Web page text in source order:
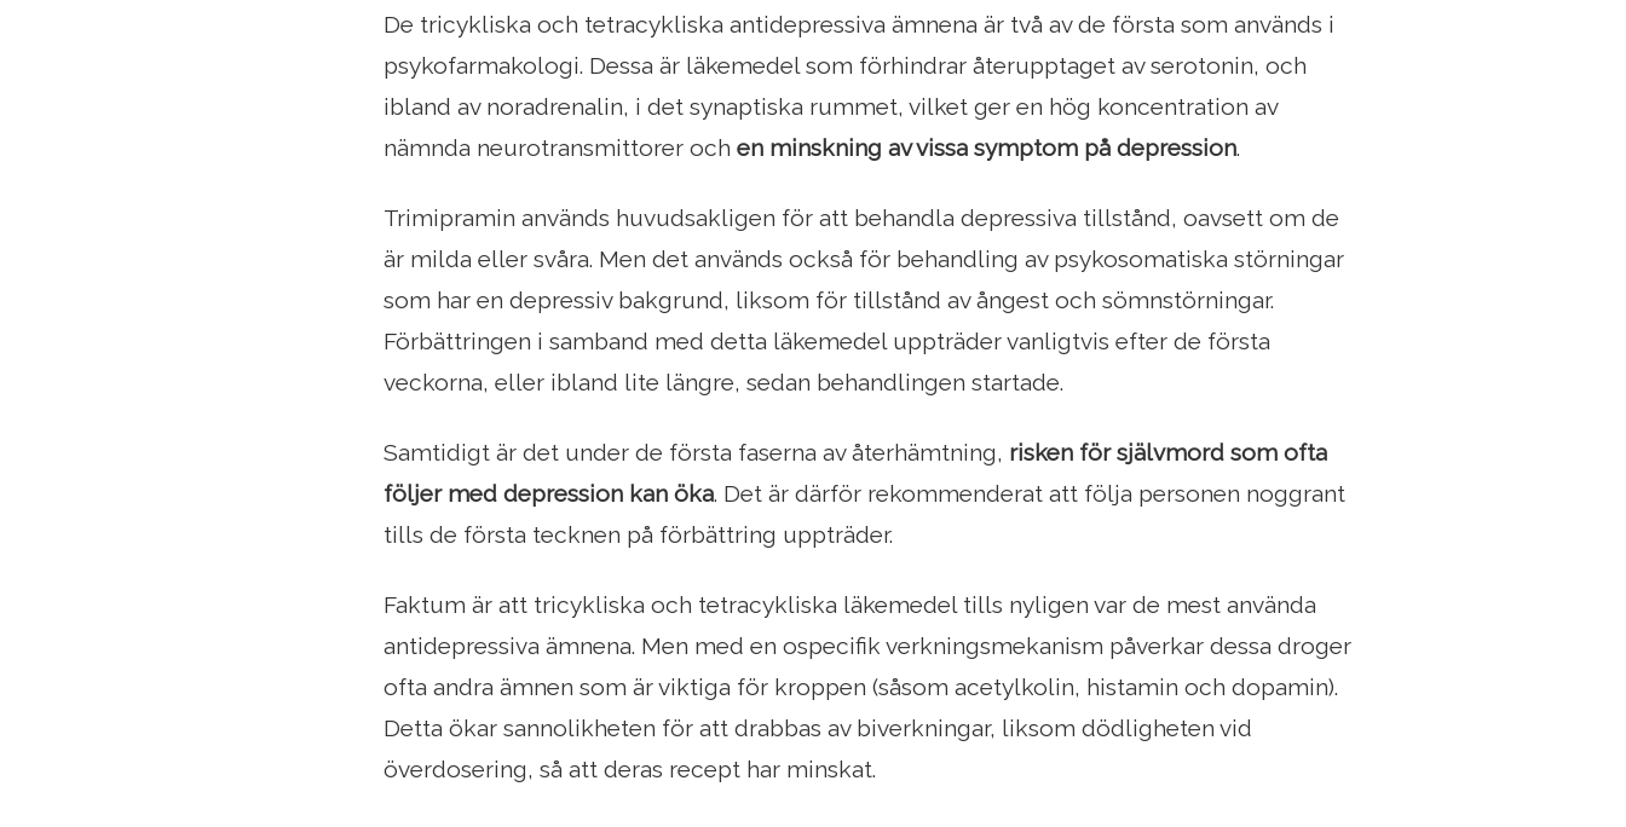
De tricykliska och tetracykliska antidepressiva ämnena är två av de första som används i
psykofarmakologi. Dessa är läkemedel som förhindrar återupptaget av serotonin, och
ibland av noradrenalin, i det synaptiska rummet, vilket ger en hög koncentration av
nämnda neurotransmittorer och en minskning av vissa symptom på depression.
Trimipramin används huvudsakligen för att behandla depressiva tillstånd, oavsett om de
är milda eller svåra. Men det används också för behandling av psykosomatiska störningar
som har en depressiv bakgrund, liksom för tillstånd av ångest och sömnstörningar.
Förbättringen i samband med detta läkemedel uppträder vanligtvis efter de första
veckorna, eller ibland lite längre, sedan behandlingen startade.
Samtidigt är det under de första faserna av återhämtning, risken för självmord som ofta
följer med depression kan öka. Det är därför rekommenderat att följa personen noggrant
tills de första tecknen på förbättring uppträder.
Faktum är att tricykliska och tetracykliska läkemedel tills nyligen var de mest använda
antidepressiva ämnena. Men med en ospecifik verkningsmekanism påverkar dessa droger
ofta andra ämnen som är viktiga för kroppen (såsom acetylkolin, histamin och dopamin).
Detta ökar sannolikheten för att drabbas av biverkningar, liksom dödligheten vid
överdosering, så att deras recept har minskat.